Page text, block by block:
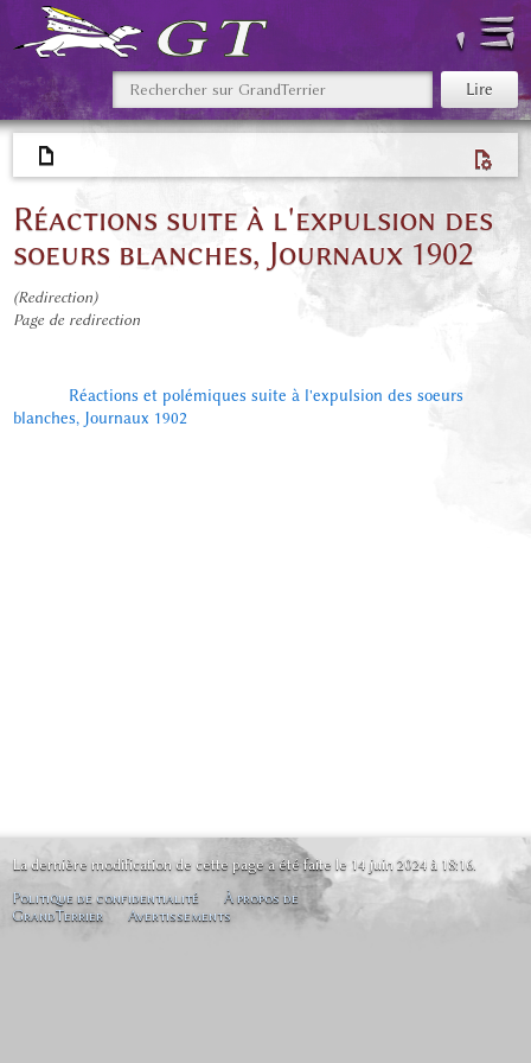
Réactions suite à l'expulsion des
soeurs blanches, Journaux 1902
(Redirection)
Page de redirection
Réactions et polémiques suite à l'expulsion des soeurs
blanches, Journaux 1902
La dernière modification de cette page a été faite le 14 juin 2024 à 18:16.
Politique de confidentialité
À propos de
GrandTerrier
Avertissements